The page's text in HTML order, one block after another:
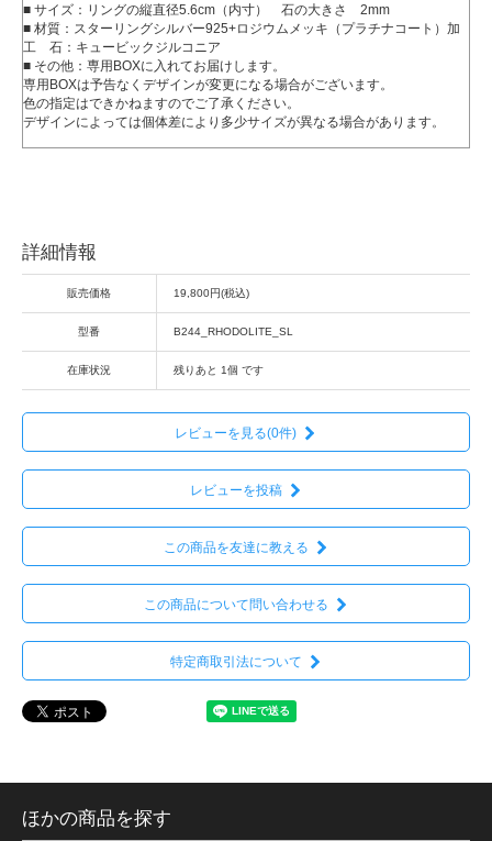
■ サイズ：リングの縦直径5.6cm（内寸） 石の大きさ 2mm
■ 材質：スターリングシルバー925+ロジウムメッキ（プラチナコート）加
工 石：キュービックジルコニア
■ その他：専用BOXに入れてお届けします。
専用BOXは予告なくデザインが変更になる場合がございます。
色の指定はできかねますのでご了承ください。
デザインによっては個体差により多少サイズが異なる場合があります。
詳細情報
販売価格 19,800円(税込)
型番 B244_RHODOLITE_SL
在庫状況 残りあと 1個 です
レビューを見る(0件)
レビューを投稿
この商品を友達に教える
この商品について問い合わせる
特定商取引法について
ほかの商品を探す